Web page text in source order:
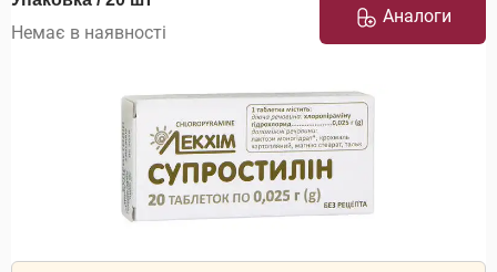
Немає в наявності
Аналоги